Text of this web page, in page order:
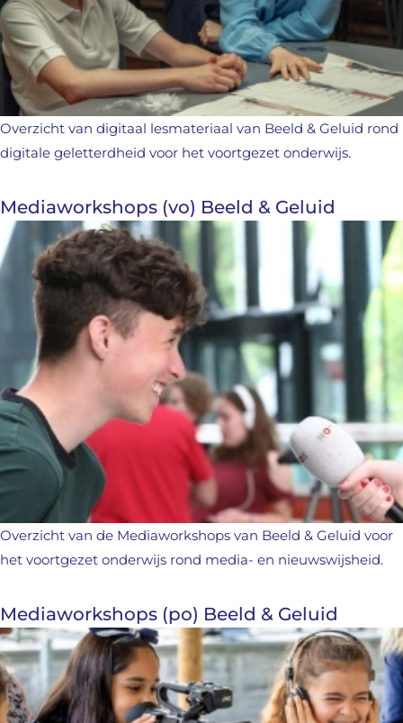
Overzicht van digitaal lesmateriaal van Beeld & Geluid rond
digitale geletterdheid voor het voortgezet onderwijs.
Mediaworkshops (vo) Beeld & Geluid
Overzicht van de Mediaworkshops van Beeld & Geluid voor
het voortgezet onderwijs rond media- en nieuwswijsheid.
Mediaworkshops (po) Beeld & Geluid